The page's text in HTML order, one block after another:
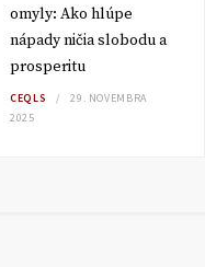
omyly: Ako hlúpe
nápady ničia slobodu a
prosperitu
CEQLS
29. NOVEMBRA
2025